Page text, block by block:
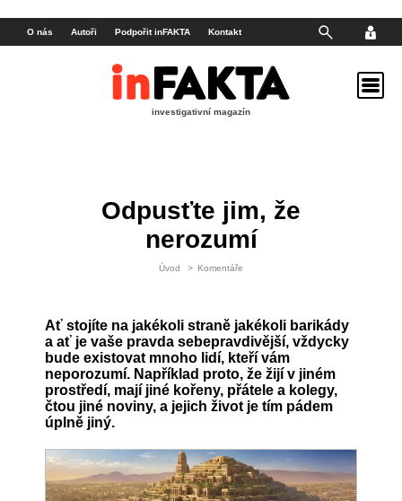
Odpusťte jim, že
nerozumí
Úvod > Komentáře
Ať stojíte na jakékoli straně jakékoli barikády
a ať je vaše pravda sebepravdivější, vždycky
bude existovat mnoho lidí, kteří vám
neporozumí. Například proto, že žijí v jiném
prostředí, mají jiné kořeny, přátele a kolegy,
čtou jiné noviny, a jejich život je tím pádem
úplně jiný.
investigativní magazín
O nás Autoři Podpořit inFAKTA Kontakt